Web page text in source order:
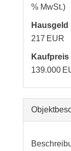
% MwSt.)
Hausgeld
217 EUR
Kaufpreis
139.000